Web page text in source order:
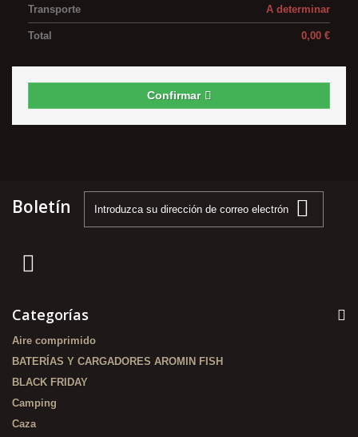
A determinar
Transporte
0,00 €
Total
Confirmar
Boletín
Categorías
Aire comprimido
BATERÍAS Y CARGADORES AROMIN FISH
BLACK FRIDAY
Camping
Caza